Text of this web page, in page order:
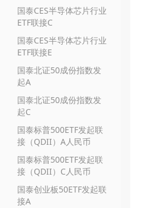
国泰CES半导体芯片行业
ETF联接C
国泰CES半导体芯片行业
ETF联接E
国泰北证50成份指数发
起A
国泰北证50成份指数发
起C
国泰标普500ETF发起联
接（QDII）A人民币
国泰标普500ETF发起联
接（QDII）C人民币
国泰创业板50ETF发起联
接A